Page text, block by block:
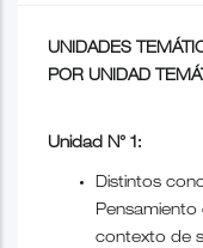
UNIDADES
POR UNIDAD
Unidad N° 1:
Distintos
Pensamiento
contexto de